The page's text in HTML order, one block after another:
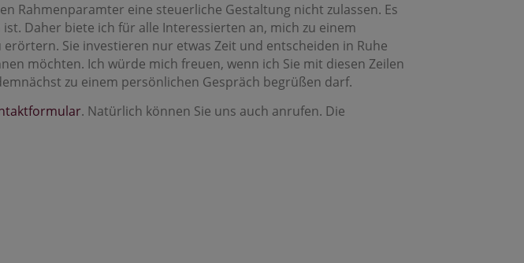
Rahmenparamter eine steuerliche Gestaltung nicht zulassen. Es
Daher biete ich für alle Interessierten an, mich zu einem
Sie investieren nur etwas Zeit und entscheiden in Ruhe
möchten. Ich würde mich freuen, wenn ich Sie mit diesen Zeilen
zu einem persönlichen Gespräch begrüßen darf.
. Natürlich können Sie uns auch anrufen. Die